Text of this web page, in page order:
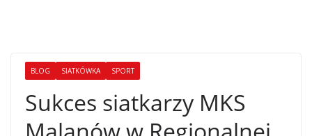
BLOG SIATKÓWKA SPORT
Sukces siatkarzy MKS